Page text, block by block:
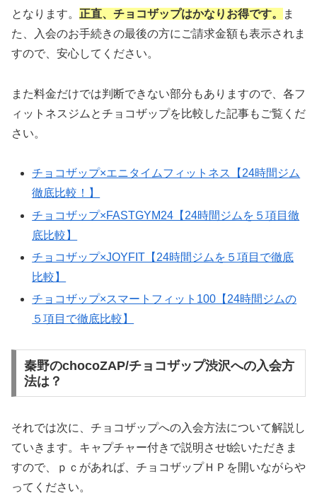
となります。 正直、チョコザップはかなりお得です。
ま
た、入会のお手続きの最後の方にご請求金額も表示されま
すので、安心してください。
また料金だけでは判断できない部分もありますので、各フ
ィットネスジムとチョコザップを比較した記事もご覧くだ
さい。
チョコザップ×エニタイムフィットネス【24時間ジム
徹底比較！】
チョコザップ×FASTGYM24【24時間ジムを５項目徹
底比較】
チョコザップ×JOYFIT【24時間ジムを５項目で徹底
比較】
チョコザップ×スマートフィット100【24時間ジムの
５項目で徹底比較】
秦野のchocoZAP/チョコザップ渋沢への入会方
法は？
それでは次に、チョコザップへの入会方法について解説し
ていきます。キャプチャー付きで説明させt絵いただきま
すので、ｐｃがあれば、チョコザップＨＰを開いながらや
ってください。